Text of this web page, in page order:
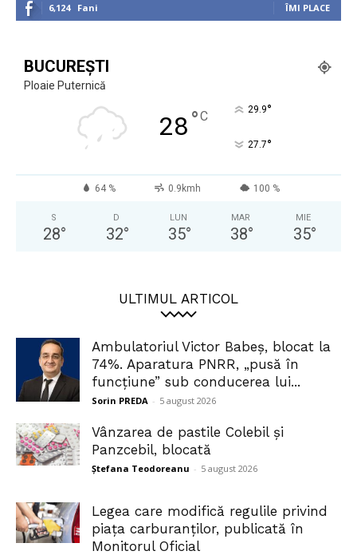
6,124 Fani ÎMI PLACE
BUCUREȘTI
Ploaie Puternică
28°C 29.9°
27.7°
64 % 0.9kmh 100 %
S
28°
D
32°
LUN
35°
MAR
38°
MIE
35°
ULTIMUL ARTICOL
Ambulatoriul Victor Babeș, blocat la
74%. Aparatura PNRR, „pusă în
funcțiune” sub conducerea lui...
Sorin PREDA - 5 august 2026
Vânzarea de pastile Colebil și
Panzcebil, blocată
Ștefana Teodoreanu - 5 august 2026
Legea care modifică regulile privind
piața carburanților, publicată în
Monitorul Oficial